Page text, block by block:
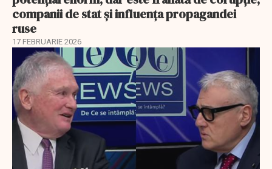
companii de stat și influența propagandei
ruse
17 FEBRUARIE 2026
EXCLUSIV